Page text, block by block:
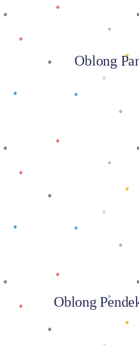
Oblong
Baca
Oblong